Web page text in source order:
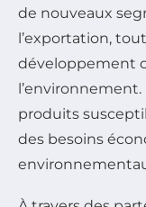
de nouveaux
l’exportation,
développement
produits
des besoins